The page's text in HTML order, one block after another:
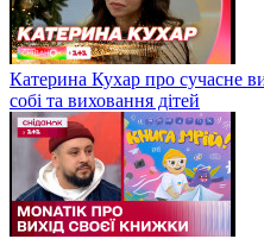
Катерина Кухар про сучасне
собі та виховання дітей